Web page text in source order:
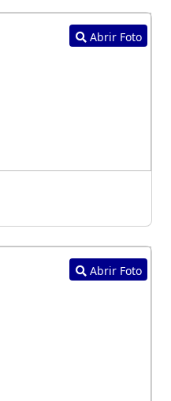
Abrir Foto
Abrir Foto